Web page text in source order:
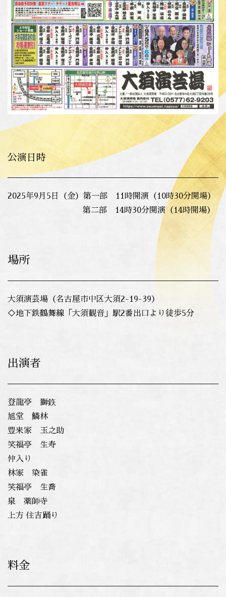
公演日時
2025年9月5日（金）第一部 11時開演（10時30分開場）
第二部 14時30分開演（14時開場）
場所
大須演芸場（名古屋市中区大須2-19-39）
◇地下鉄鶴舞線「大須観音」駅2番出口より徒歩5分
出演者
登龍亭 獅鉃
旭堂 鱗林
豊来家 玉之助
笑福亭 生寿
仲入り
林家 染雀
笑福亭 生喬
泉 薬師寺
上方 住吉踊り
料金